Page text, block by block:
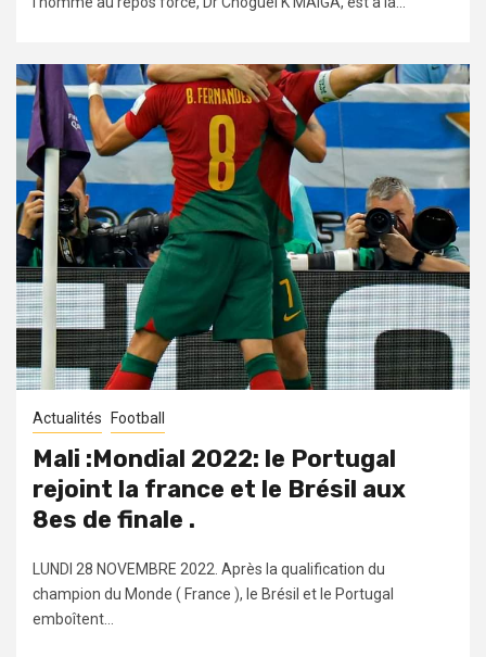
Actualités Football
Mali :Mondial 2022: le Portugal
rejoint la france et le Brésil aux
8es de finale .
LUNDI 28 NOVEMBRE 2022. Après la qualification du
champion du Monde ( France ), le Brésil et le Portugal
emboîtent...